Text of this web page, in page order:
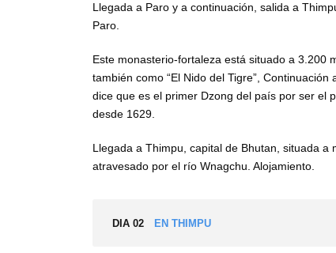
Llegada a Paro y a continuación, salida a
Paro.
Este monasterio-fortaleza está situado a 3.200
también como “El Nido del Tigre”,
dice que es el primer Dzong del país por ser el
desde 1629.
Llegada a Thimpu, capital de Bhutan, situada
atravesado por el río Wnagchu. Alojamiento.
DIA 02 EN THIMPU